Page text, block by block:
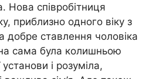
Нова співробітниця
приблизно одного віку з
добре ставлення чоловіка
сама була колишньою
і розуміла,